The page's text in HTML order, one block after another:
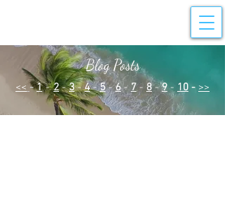
Blog Posts
<< -1 - 2-3 -4 -5-6-7- 8- 9- 10 - >>